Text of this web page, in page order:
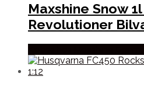
Maxshine Snow
Revolutioner